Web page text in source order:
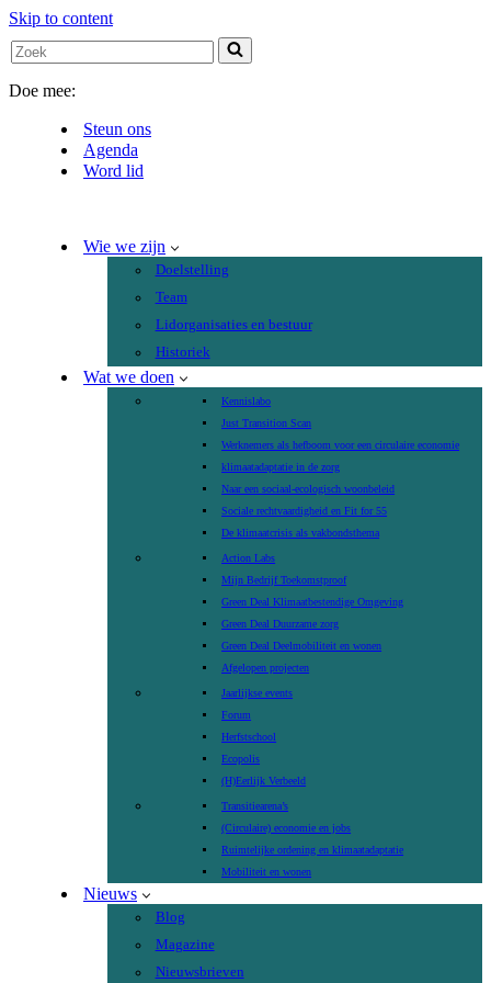
Skip to content
Search
for...
Doe mee:
Steun ons
Agenda
Word lid
Wie we zijn
Doelstelling
Team
Lidorganisaties en bestuur
Historiek
Wat we doen
Kennislabo
Just Transition Scan
Werknemers als hefboom voor een circulaire economie
klimaatadaptatie in de zorg
Naar een sociaal-ecologisch woonbeleid
Sociale rechtvaardigheid en Fit for 55
De klimaatcrisis als vakbondsthema
Action Labs
Mijn Bedrijf Toekomstproof
Green Deal Klimaatbestendige Omgeving
Green Deal Duurzame zorg
Green Deal Deelmobiliteit en wonen
Afgelopen projecten
Jaarlijkse events
Forum
Herfstschool
Ecopolis
(H)Eerlijk Verbeeld
Transitiearena’s
(Circulaire) economie en jobs
Ruimtelijke ordening en klimaatadaptatie
Mobiliteit en wonen
Nieuws
Blog
Magazine
Nieuwsbrieven